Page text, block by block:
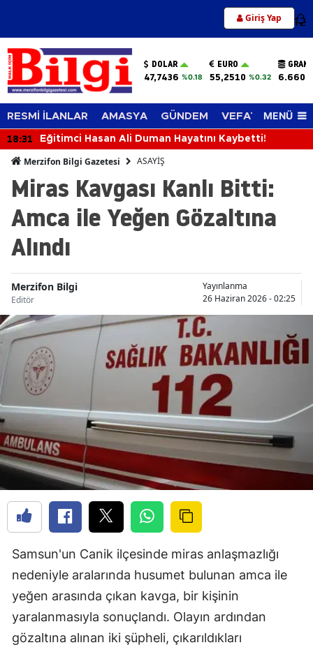
Giriş Yap 12
DOLAR
47,7436 %0.18
EURO
55,2510 %0.32
RESMİ İLANLAR AMASYA GÜNDEM VEFAT EDENLER
MENÜ
18:31 Eğitimci Hasan Ali Duman Hayatını Kaybetti!
Merzifon Bilgi Gazetesi ASAYİŞ
Miras Kavgası Kanlı Bitti:
Amca ile Yeğen Gözaltına
Alındı
Merzifon Bilgi
Editör
Yayınlanma
26 Haziran 2026 - 02:25
Samsun'un Canik ilçesinde miras anlaşmazlığı
nedeniyle aralarında husumet bulunan amca ile
yeğen arasında çıkan kavga, bir kişinin
yaralanmasıyla sonuçlandı. Olayın ardından
gözaltına alınan iki şüpheli, çıkarıldıkları